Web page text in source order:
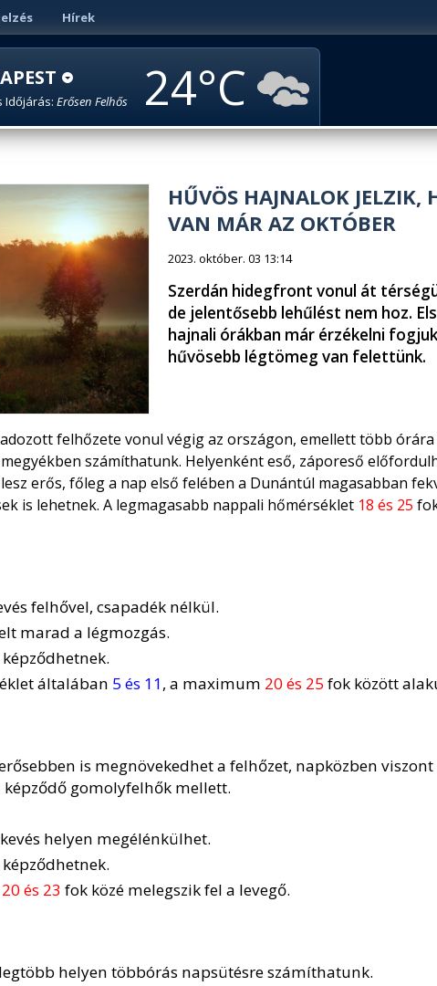
Hírek
Időjárás: Erősen Felhős 24
HŰVÖS HAJNALOK JELZIK,
VAN MÁR AZ OKTÓBER
2023. október. 03 13:14
Szerdán hidegfront vonul át
de jelentősebb lehűlést nem hoz.
hajnali órákban már érzékelni
hűvösebb légtömeg van felettünk.
felhőzete vonul végig az országon, emellett több órára
számíthatunk. Helyenként eső, záporeső
erős, főleg a nap első felében a Dunántúl magasabban
is lehetnek. A legmagasabb nappali hőmérséklet 18 és 25
felhővel, csapadék nélkül.
marad a légmozgás.
általában 5 és 11, a maximum 20 és 25 fok között
is megnövekedhet a felhőzet, napközben
képződő gomolyfelhők mellett.
helyen megélénkülhet.
20 és 23 fok közé melegszik fel a levegő.
helyen többórás napsütésre számíthatunk.